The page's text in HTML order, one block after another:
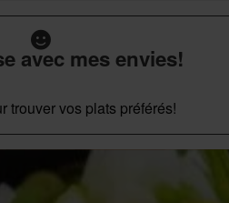
avec mes envies!
trouver vos plats préférés!